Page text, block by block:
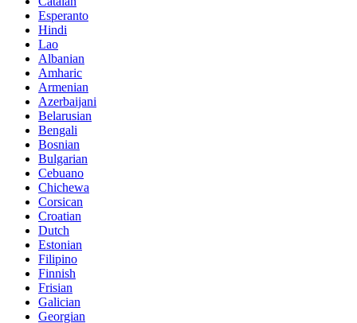
Esperanto
Hindi
Lao
Albanian
Amharic
Armenian
Azerbaijani
Belarusian
Bengali
Bosnian
Bulgarian
Cebuano
Chichewa
Corsican
Croatian
Dutch
Estonian
Filipino
Finnish
Frisian
Galician
Georgian